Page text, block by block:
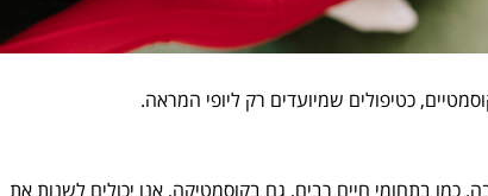
כטיפולים שמיועדים רק ליופי המראה.
בתחומי חיים רבים, גם בקוסמטיקה, אנו יכולים לשנות את